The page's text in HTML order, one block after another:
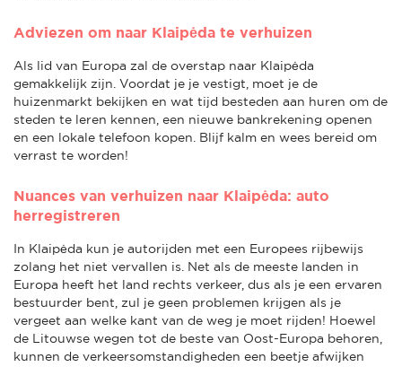
Adviezen om naar Klaipėda te verhuizen
Als lid van Europa zal de overstap naar Klaipėda
gemakkelijk zijn. Voordat je je vestigt, moet je de
huizenmarkt bekijken en wat tijd besteden aan huren om de
steden te leren kennen, een nieuwe bankrekening openen
en een lokale telefoon kopen. Blijf kalm en wees bereid om
verrast te worden!
Nuances van verhuizen naar Klaipėda: auto
herregistreren
In Klaipėda kun je autorijden met een Europees rijbewijs
zolang het niet vervallen is. Net als de meeste landen in
Europa heeft het land rechts verkeer, dus als je een ervaren
bestuurder bent, zul je geen problemen krijgen als je
vergeet aan welke kant van de weg je moet rijden! Hoewel
de Litouwse wegen tot de beste van Oost-Europa behoren,
kunnen de verkeersomstandigheden een beetje afwijken